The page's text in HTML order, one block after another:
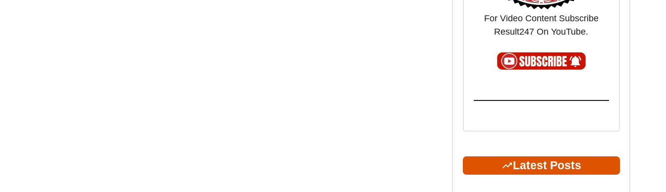
For Video Content Subscribe
Result247 On YouTube.
Latest Posts